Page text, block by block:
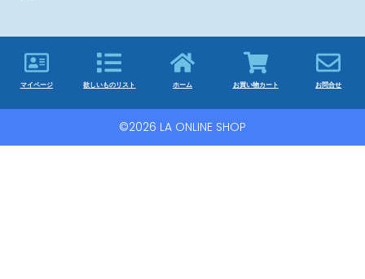
マイページ 欲しいものリスト ホーム お買い物カート お問合せ
©2026 LA ONLINE SHOP